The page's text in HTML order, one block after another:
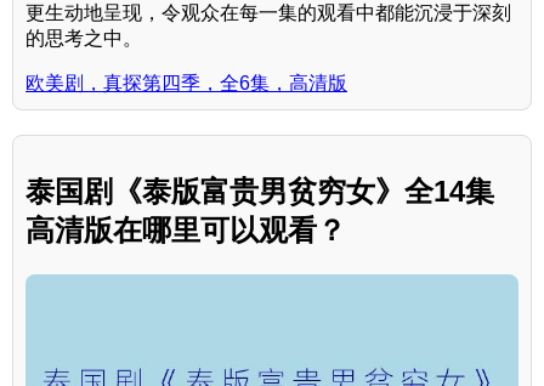
更生动地呈现，令观众在每一集的观看中都能沉浸于深刻
的思考之中。
欧美剧，真探第四季，全6集，高清版
泰国剧《泰版富贵男贫穷女》全14集
高清版在哪里可以观看？